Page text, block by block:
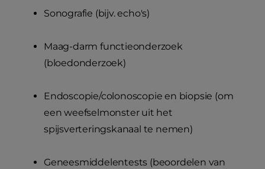
Sonografie (bijv. echo's)
Maag-darm functieonderzoek
(bloedonderzoek)
Endoscopie/colonoscopie en biopsie (om
een weefselmonster uit het
spijsverteringskanaal te nemen)
Geneesmiddelentests (beoordelen van